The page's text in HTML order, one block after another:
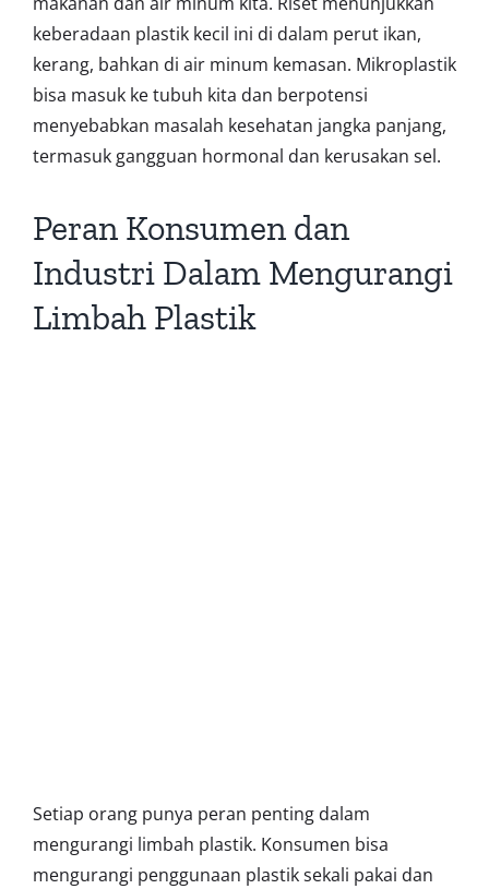
keberadaan plastik kecil ini di dalam perut ikan,
kerang, bahkan di air minum kemasan. Mikroplastik
bisa masuk ke tubuh kita dan berpotensi
menyebabkan masalah kesehatan jangka panjang,
termasuk gangguan hormonal dan kerusakan sel.
Peran Konsumen dan
Industri Dalam Mengurangi
Limbah Plastik
Setiap orang punya peran penting dalam
mengurangi limbah plastik. Konsumen bisa
mengurangi penggunaan plastik sekali pakai dan